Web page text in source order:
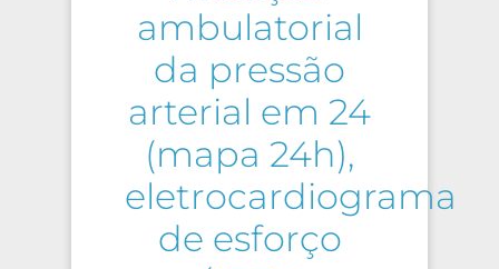
ambulatorial
da pressão
arterial em 24
(mapa 24h),
eletrocardiograma
de esforço